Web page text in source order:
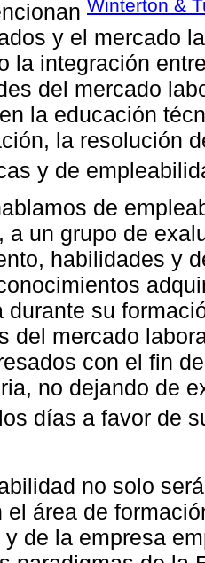
Winterton &
y el mercado
la integración
del mercado
la educación
la resolución
y de
de
a un grupo de
habilidades y
durante su
del mercado
con el fin
no dejando de
días a favor de
no solo
el área de
de la empresa